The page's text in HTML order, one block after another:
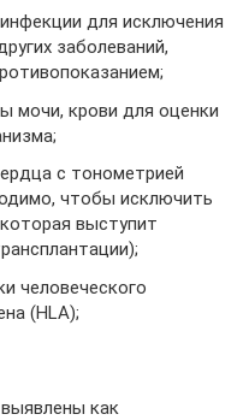
для исключения
заболеваний,
мочи, крови для оценки
с тонометрией
чтобы исключить
выступит
человеческого
(HLA);
как